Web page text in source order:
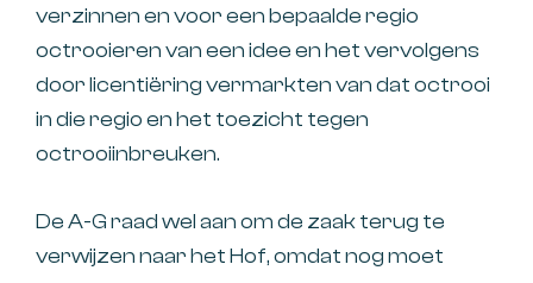
verzinnen en voor een bepaalde regio
octrooieren van een idee en het vervolgens
door licentiëring vermarkten van dat octrooi
in die regio en het toezicht tegen
octrooiinbreuken.
De A-G raad wel aan om de zaak terug te
verwijzen naar het Hof, omdat nog moet